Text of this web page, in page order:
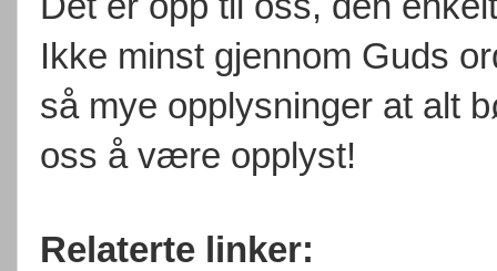
Ikke minst gjennom Guds
så mye opplysninger at alt
oss å være opplyst!
Relaterte linker: